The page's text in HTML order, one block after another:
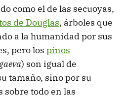
como el de las secuoyas,
de Douglas, árboles que
a la humanidad por sus
pero los pinos
) son igual de
tamaño, sino por su
sobre todo en las